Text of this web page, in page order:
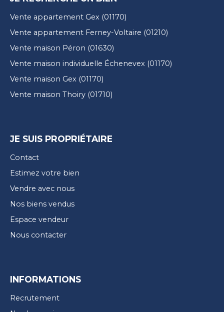
Vente appartement Gex (01170)
Vente appartement Ferney-Voltaire (01210)
Vente maison Péron (01630)
Vente maison individuelle Échenevex (01170)
Vente maison Gex (01170)
Vente maison Thoiry (01710)
JE SUIS PROPRIÉTAIRE
Contact
Estimez votre bien
Vendre avec nous
Nos biens vendus
Espace vendeur
Nous contacter
INFORMATIONS
Recrutement